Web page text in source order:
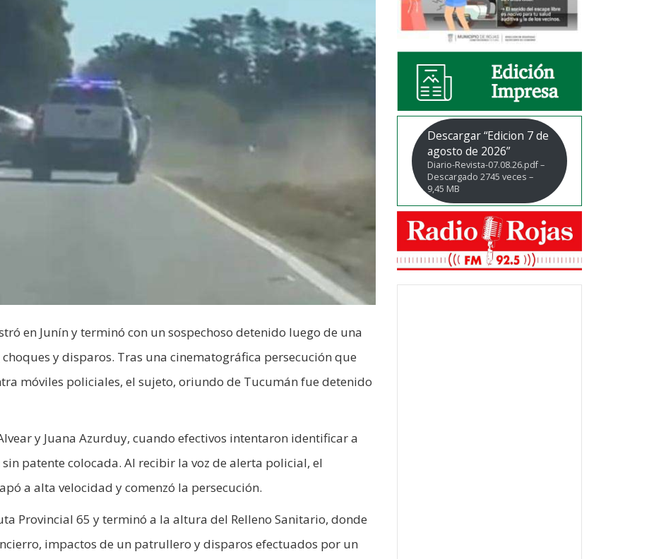
en Junín y terminó con un sospechoso detenido luego de una
y disparos. Tras una cinematográfica persecución que
móviles policiales, el sujeto, oriundo de Tucumán fue detenido
y Juana Azurduy, cuando efectivos intentaron identificar a
patente colocada. Al recibir la voz de alerta policial, el
a alta velocidad y comenzó la persecución.
Provincial 65 y terminó a la altura del Relleno Sanitario, donde
impactos de un patrullero y disparos efectuados por un
Descargar “Edicion 7 de
agosto de 2026”
Diario-Revista-07.08.26.pdf –
Descargado 2745 veces –
9,45 MB